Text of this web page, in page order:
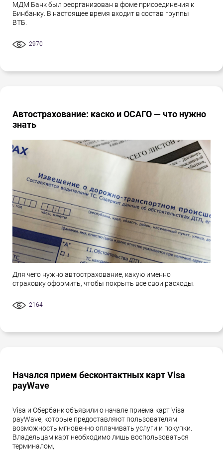
МДМ Банк был реорганизован в фоме присоединения к
Бинбанку. В настоящее время входит в состав группы
ВТБ.
2970
Автострахование: каско и ОСАГО — что нужно
знать
Для чего нужно автострахование, какую именно
страховку оформить, чтобы покрыть все свои расходы.
2164
Начался прием бесконтактных карт Visa
payWave
Visa и Сбербанк объявили о начале приема карт Visa
payWave, которые предоставляют пользователям
возможность мгновенно оплачивать услуги и покупки.
Владельцам карт необходимо лишь воспользоваться
терминалом,